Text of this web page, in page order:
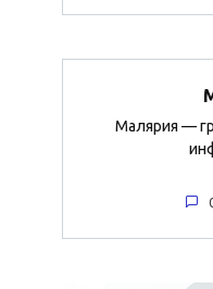
Малярия —